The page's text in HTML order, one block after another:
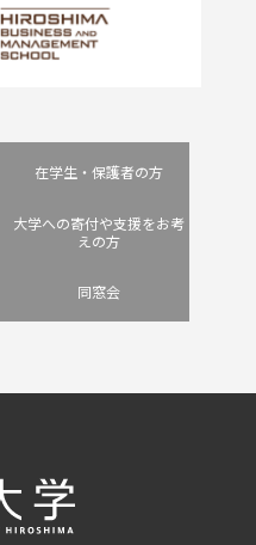
在学生・保護者の方
大学への寄付や支援をお考
えの方
同窓会